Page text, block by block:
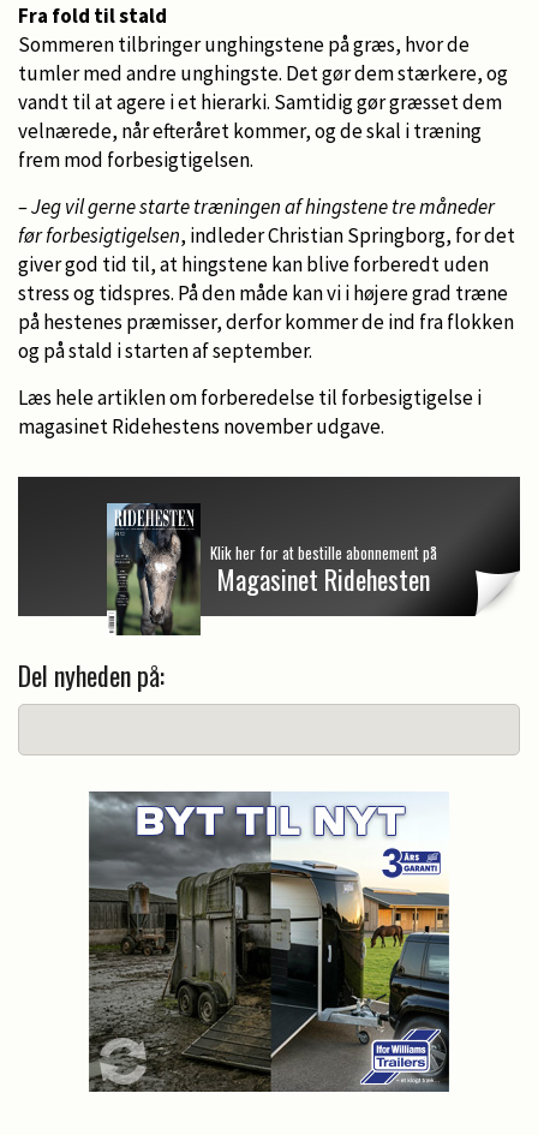
Fra fold til stald
Sommeren tilbringer unghingstene på græs, hvor de
tumler med andre unghingste. Det gør dem stærkere, og
vandt til at agere i et hierarki. Samtidig gør græsset dem
velnærede, når efteråret kommer, og de skal i træning
frem mod forbesigtigelsen.
– Jeg vil gerne starte træningen af hingstene tre måneder
før forbesigtigelsen, indleder Christian Springborg, for det
giver god tid til, at hingstene kan blive forberedt uden
stress og tidspres. På den måde kan vi i højere grad træne
på hestenes præmisser, derfor kommer de ind fra flokken
og på stald i starten af september.
Læs hele artiklen om forberedelse til forbesigtigelse i
magasinet Ridehestens november udgave.
Klik her for at bestille abonnement på
Magasinet Ridehesten
Del nyheden på: